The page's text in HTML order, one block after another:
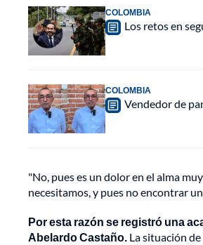
COLOMBIA
Los retos en
COLOMBIA
Vendedor de
"No, pues es un dolor en el alma
necesitamos, y pues no encontrar
Por esta razón se registró una
Abelardo Castaño. La situación